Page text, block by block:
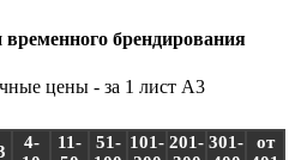
брендирования
цены - за 1 лист А3
4-
11-
51- 101- 201- 301-
от